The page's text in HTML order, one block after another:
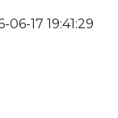
17 19:41:29